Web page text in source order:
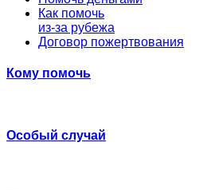
Как помочь
из-за рубежа
Договор пожертвования
Кому помочь
Особый случай